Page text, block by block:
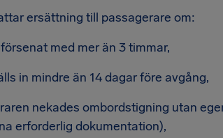
ersättning till passagerare om:
med mer än 3 timmar,
in mindre än 14 dagar före avgång,
nekades ombordstigning utan
erforderlig dokumentation),